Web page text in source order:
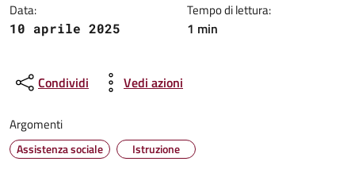
Data:
10 aprile 2025
Tempo di lettura:
1 min
Condividi Vedi azioni
Argomenti
Assistenza sociale Istruzione